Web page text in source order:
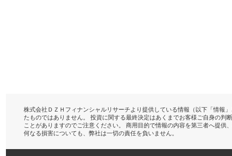
株式会社ＤＺＨフィナンシャルリサーチより提供している情報（以下「情報
たものではありません。 投資に関する最終決定はあくまでお客様ご自身の
ことがありますのでご注意ください。 商用目的で情報の内容を第三者へ提
何なる損害についても、弊社は一切の責任を負いません。